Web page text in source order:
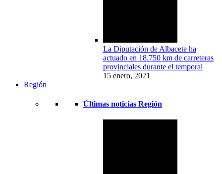
La Diputación de Albacete ha
actuado en 18.750 km de carreteras
provinciales durante el temporal
15 enero, 2021
Región
Últimas noticias Región